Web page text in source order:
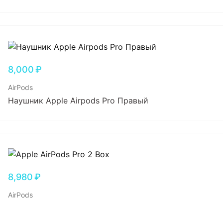
8,000₽
AirPods
Наушник Apple Airpods Pro Правый
8,980₽
AirPods